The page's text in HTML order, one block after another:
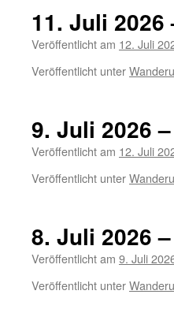
11. Juli 2026
Veröffentlicht am 12. Juli
Veröffentlicht unter
9. Juli 2026
Veröffentlicht am 12. Juli
Veröffentlicht unter
8. Juli 2026
Veröffentlicht am 9. Juli
Veröffentlicht unter